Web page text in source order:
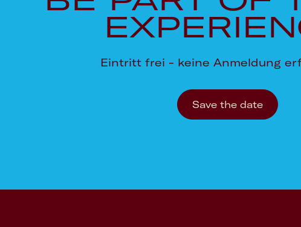
Eintritt frei - keine Anmeldung
Save the date